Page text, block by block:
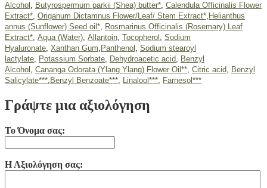
Alcohol , Butyrospermum parkii (Shea) butter*, Calendula Officinalis Flower
Extract*, Origanum Dictamnus Flower/Leaf/ Stem Extract*, Helianthus
annus (Sunflower) Seed oil*, Rosmarinus Officinalis (Rosemary) Leaf
Extract*, Aqua (Water), Allantoin, Tocopherol , Sodium
Hyaluronate, Xanthan Gum, Panthenol , Sodium stearoyl
lactylate, Potassium Sorbate, Dehydroacetic acid, Benzyl
Alcohol , Cananga Odorata (Ylang Ylang) Flower Oil**, Citric acid, Benzyl
Salicylate***, Benzyl Benzoate***, Linalool***, Farnesol***
Γράψτε μια αξιολόγηση
Το Όνομα σας:
Η Αξιολόγηση σας: